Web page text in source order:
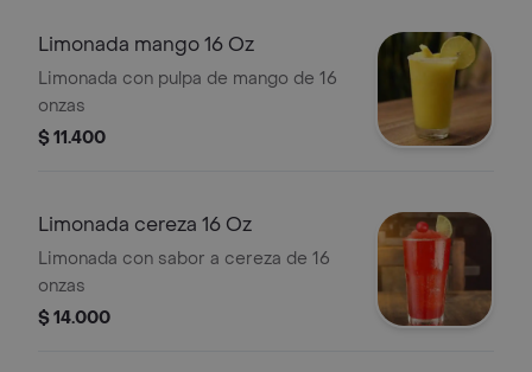
Limonada mango 16 Oz
Limonada con pulpa de mango de 16
onzas
$ 11.400
Limonada cereza 16 Oz
Limonada con sabor a cereza de 16
onzas
$ 14.000